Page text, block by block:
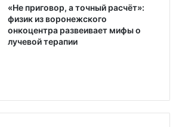
«Не приговор, а точный расчёт»:
физик из воронежского
онкоцентра развеивает мифы о
лучевой терапии